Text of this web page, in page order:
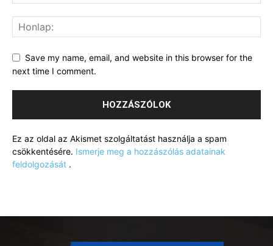
Save my name, email, and website in this browser for the
next time I comment.
Ez az oldal az Akismet szolgáltatást használja a spam
csökkentésére. Ismerje meg a hozzászólás adatainak
feldolgozását .